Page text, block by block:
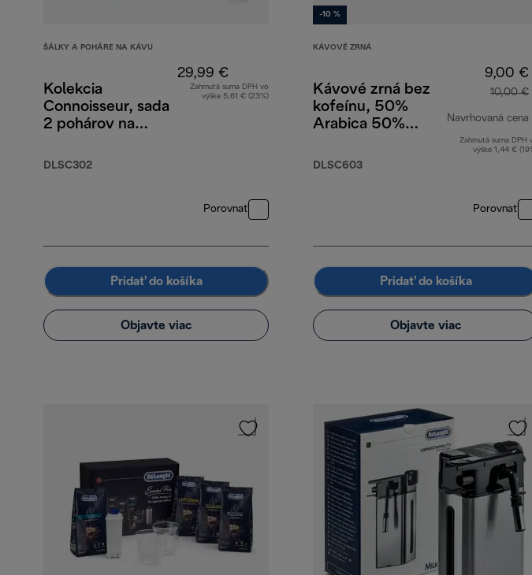
ŠÁLKY A POHÁRE NA KÁVU
Kolekcia
Connoisseur, sada
2 pohárov na
pohárov na
DLSC302
29,99 €
Zahrnutá suma DPH vo
výške 5,61 € (23%)
Porovnať
Pridať do košíka
Objavte viac
-10 %
KÁVOVÉ ZRNÁ
Kávové zrná bez
kofeínu, 50%
Arabica 50%
DLSC603
9,00 €
10,00 €
Navrhovaná cena
Zahrnutá suma DPH
výške 1,44 €
Porovnať
Pridať do košíka
Objavte viac